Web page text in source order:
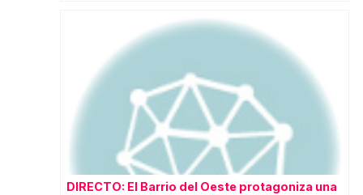
DIRECTO: El Barrio del Oeste protagoniza una